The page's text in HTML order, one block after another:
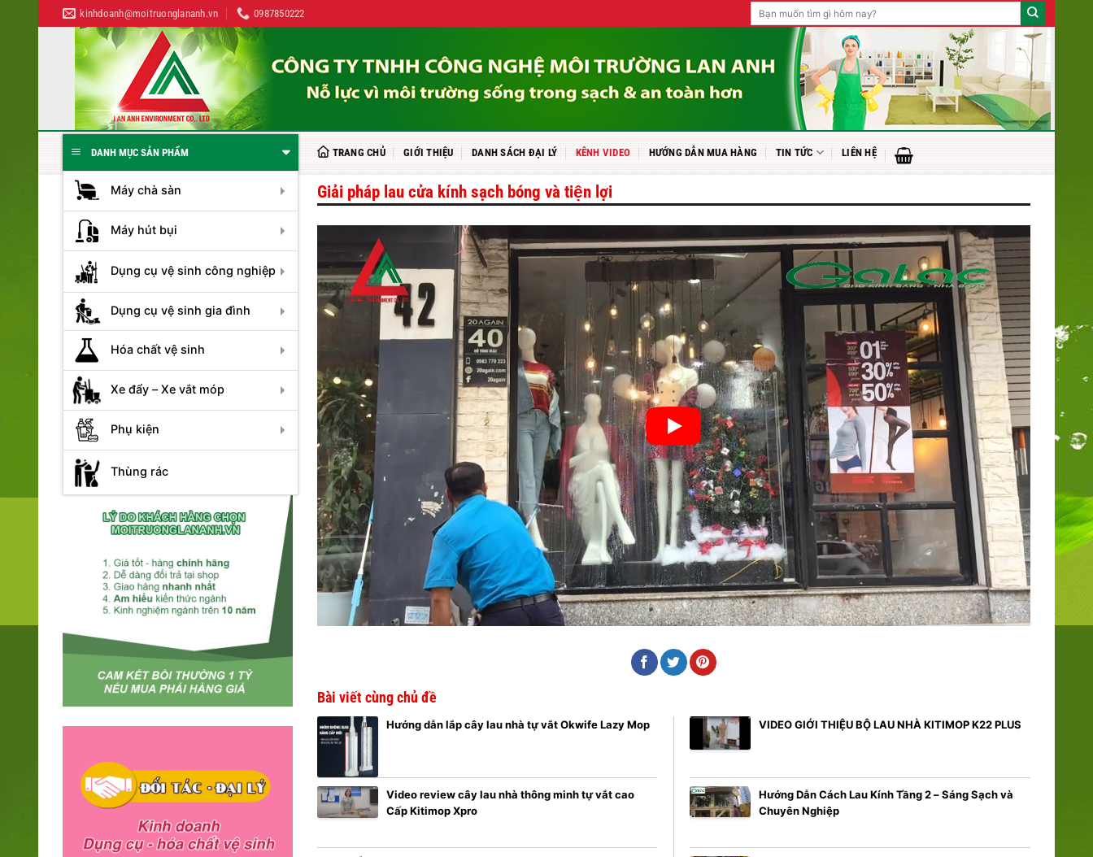
qua
kinhdoanh@moitruonglananh.vn 0987850222
Tìm
kiếm:
DANH MỤC SẢN PHẨM
Máy chà sàn
Máy hút bụi
Dụng cụ vệ sinh công nghiệp
Dụng cụ vệ sinh gia đình
Hóa chất vệ sinh
Xe đẩy – Xe vắt móp
Phụ kiện
Thùng rác
TRANG CHỦ GIỚI THIỆU DANH SÁCH ĐẠI LÝ KÊNH VIDEO HƯỚNG DẪN MUA HÀNG TIN TỨC LIÊN HỆ
Giải pháp lau cửa kính sạch bóng và tiện lợi
Bài viết cùng chủ đề
Hướng dẫn lắp cây lau nhà tự vắt Okwife Lazy Mop
Video review cây lau nhà thông minh tự vắt cao
Cấp Kitimop Xpro
VIDEO GIỚI THIỆU BỘ LAU NHÀ KITIMOP K22 PLUS
Hướng Dẫn Cách Lau Kính Tầng 2 – Sáng Sạch và
Chuyên Nghiệp